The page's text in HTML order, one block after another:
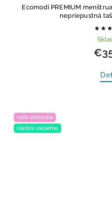
Ecomodi PREMIUM
nepriepustná
vaša srdcovka
darček zadarmo